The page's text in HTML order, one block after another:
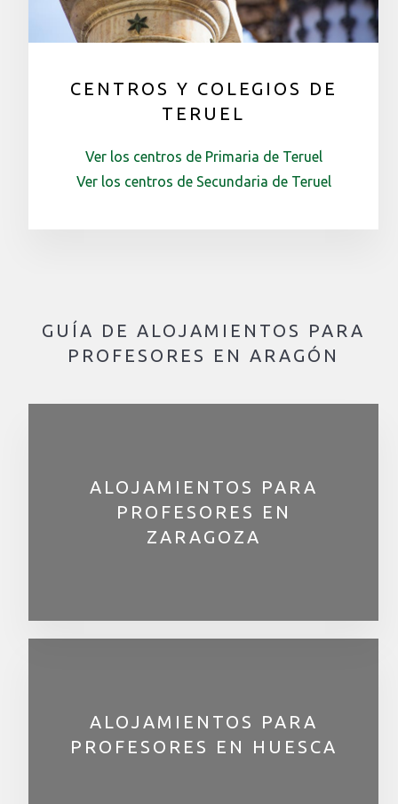
CENTROS Y COLEGIOS DE
TERUEL
Ver los centros de Primaria de Teruel
Ver los centros de Secundaria de Teruel
GUÍA DE ALOJAMIENTOS PARA
PROFESORES EN ARAGÓN
ALOJAMIENTOS PARA
PROFESORES EN
ZARAGOZA
ALOJAMIENTOS PARA
PROFESORES EN HUESCA